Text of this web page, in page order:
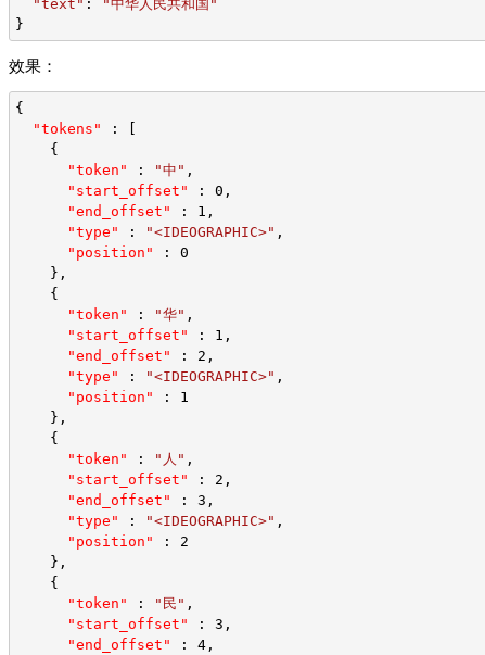
"text" :
"中华人民共和国"
}
效果：
{
"tokens"
: [
    {
"token"
: "中" ,
"start_offset"
: 0,
"end_offset"
: 1,
"type"
: "<IDEOGRAPHIC>" ,
"position"
: 0
    },
    {
"token"
: "华" ,
"start_offset"
: 1,
"end_offset"
: 2,
"type"
: "<IDEOGRAPHIC>" ,
"position"
: 1
    },
    {
"token"
: "人" ,
"start_offset"
: 2,
"end_offset"
: 3,
"type"
: "<IDEOGRAPHIC>" ,
"position"
: 2
    },
    {
"token"
: "民" ,
"start_offset"
: 3,
"end_offset"
: 4,